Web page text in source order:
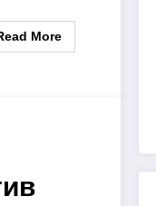
More